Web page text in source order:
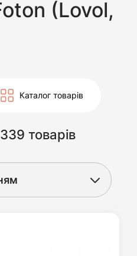
(Lovol,
Каталог товарів
товарів